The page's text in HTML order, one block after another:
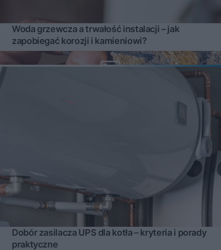
Woda grzewcza a trwałość instalacji – jak
zapobiegać korozji i kamieniowi?
Dobór zasilacza UPS dla kotła – kryteria i porady
praktyczne